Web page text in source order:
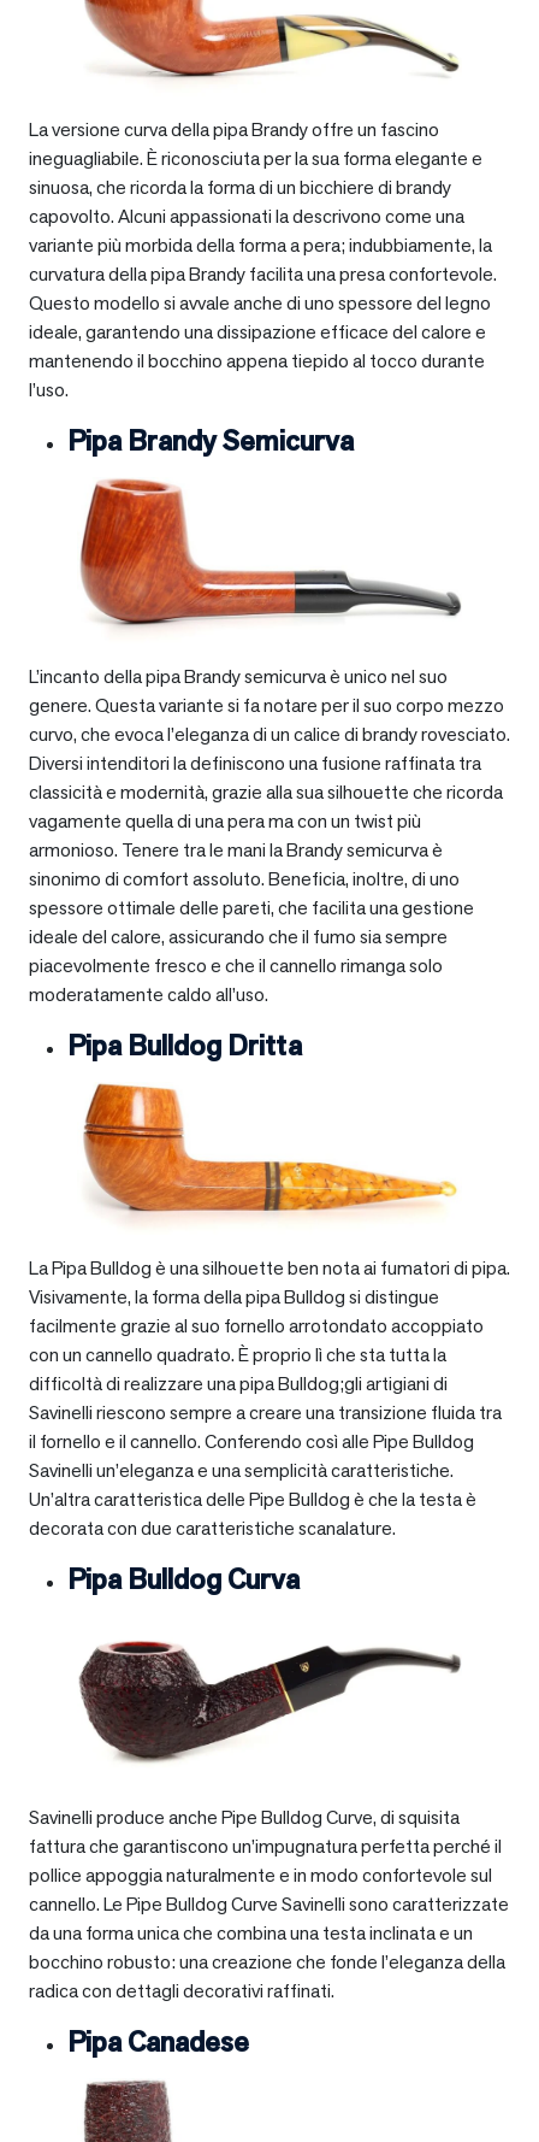
La versione curva della pipa Brandy offre un fascino
ineguagliabile. È riconosciuta per la sua forma elegante e
sinuosa, che ricorda la forma di un bicchiere di brandy
capovolto. Alcuni appassionati la descrivono come una
variante più morbida della forma a pera; indubbiamente, la
curvatura della pipa Brandy facilita una presa confortevole.
Questo modello si avvale anche di uno spessore del legno
ideale, garantendo una dissipazione efficace del calore e
mantenendo il bocchino appena tiepido al tocco durante
l’uso.
Pipa Brandy Semicurva
L’incanto della pipa Brandy semicurva è unico nel suo
genere. Questa variante si fa notare per il suo corpo mezzo
curvo, che evoca l’eleganza di un calice di brandy rovesciato.
Diversi intenditori la definiscono una fusione raffinata tra
classicità e modernità, grazie alla sua silhouette che ricorda
vagamente quella di una pera ma con un twist più
armonioso. Tenere tra le mani la Brandy semicurva è
sinonimo di comfort assoluto. Beneficia, inoltre, di uno
spessore ottimale delle pareti, che facilita una gestione
ideale del calore, assicurando che il fumo sia sempre
piacevolmente fresco e che il cannello rimanga solo
moderatamente caldo all’uso.
Pipa Bulldog Dritta
La Pipa Bulldog è una silhouette ben nota ai fumatori di pipa.
Visivamente, la forma della pipa Bulldog si distingue
facilmente grazie al suo fornello arrotondato accoppiato
con un cannello quadrato. È proprio lì che sta tutta la
difficoltà di realizzare una pipa Bulldog;gli artigiani di
Savinelli riescono sempre a creare una transizione fluida tra
il fornello e il cannello. Conferendo così alle Pipe Bulldog
Savinelli un’eleganza e una semplicità caratteristiche.
Un’altra caratteristica delle Pipe Bulldog è che la testa è
decorata con due caratteristiche scanalature.
Pipa Bulldog Curva
Savinelli produce anche Pipe Bulldog Curve, di squisita
fattura che garantiscono un’impugnatura perfetta perché il
pollice appoggia naturalmente e in modo confortevole sul
cannello. Le Pipe Bulldog Curve Savinelli sono caratterizzate
da una forma unica che combina una testa inclinata e un
bocchino robusto: una creazione che fonde l’eleganza della
radica con dettagli decorativi raffinati.
Pipa Canadese